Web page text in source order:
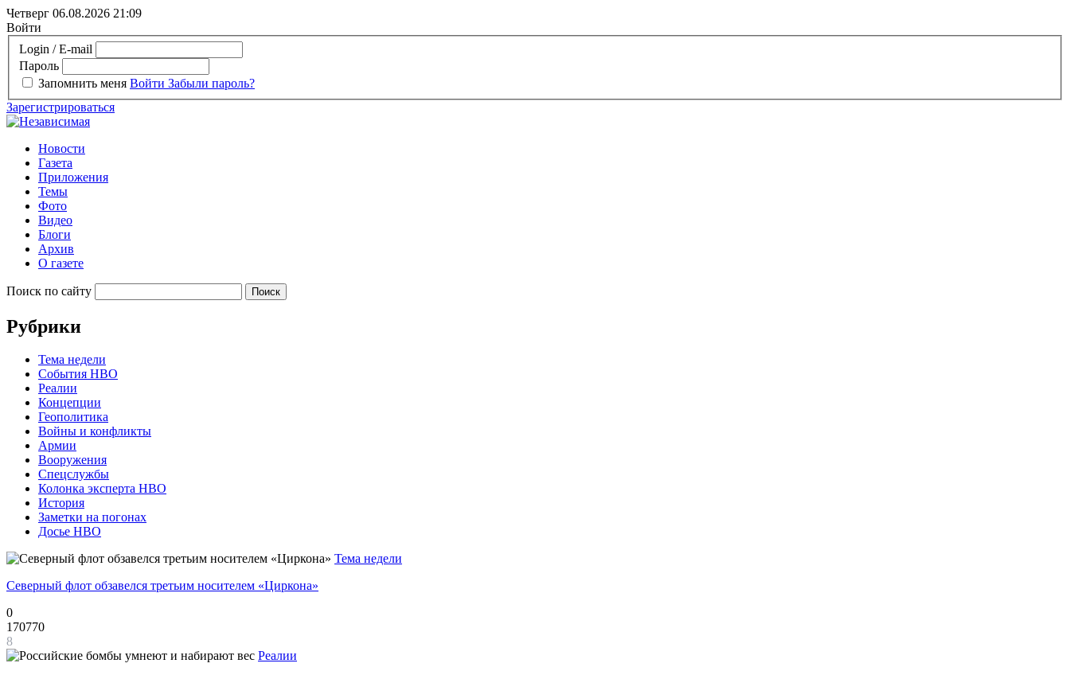
Четверг 06.08.2026 21:09
Войти
Login / E-mail
Пароль
Запомнить меня Войти Забыли пароль?
Зарегистрироваться
Новости
Газета
Приложения
Темы
Фото
Видео
Блоги
Архив
О газете
Поиск по сайту
Рубрики
Тема недели
События НВО
Реалии
Концепции
Геополитика
Войны и конфликты
Армии
Вооружения
Спецслужбы
Колонка эксперта НВО
История
Заметки на погонах
Досье НВО
Тема недели
Северный флот обзавелся третьим носителем «Циркона»
0
170770
8
Реалии